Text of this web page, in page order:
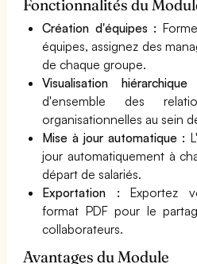
Fonctionnalités du
Création d'équipes :
équipes, assignez des
de chaque groupe.
Visualisation
d'ensemble des
organisationnelles au sein
Mise à jour automatique :
jour automatiquement à
départ de salariés.
Exportation : Exportez
format PDF pour le
collaborateurs.
Avantages du Module